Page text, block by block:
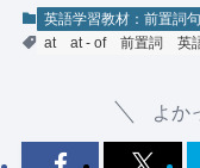
英語学習教材：前置詞句
at
at - of 前置詞 英
よか